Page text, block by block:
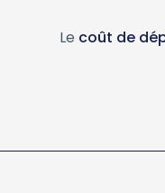
Le coût de